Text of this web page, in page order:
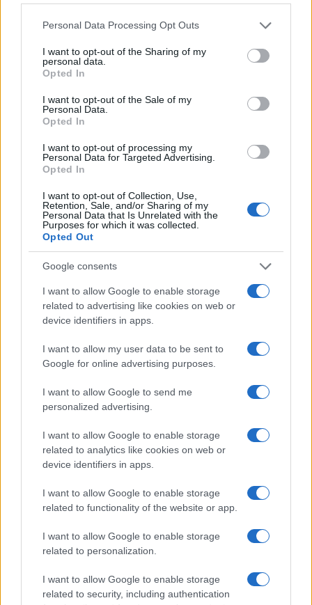
Personal Data Processing Opt Outs
I want to opt-out of the Sharing of my
personal data.
Opted In
I want to opt-out of the Sale of my
Personal Data.
Opted In
I want to opt-out of processing my
Personal Data for Targeted Advertising.
Opted In
I want to opt-out of Collection, Use,
Retention, Sale, and/or Sharing of my
Personal Data that Is Unrelated with the
Purposes for which it was collected.
Opted Out
Google consents
I want to allow Google to enable storage
related to advertising like cookies on web or
device identifiers in apps.
I want to allow my user data to be sent to
Google for online advertising purposes.
I want to allow Google to send me
personalized advertising.
I want to allow Google to enable storage
related to analytics like cookies on web or
device identifiers in apps.
I want to allow Google to enable storage
related to functionality of the website or app.
I want to allow Google to enable storage
related to personalization.
I want to allow Google to enable storage
related to security, including authentication
regole (per citarne una sola, quella deldoppio
) che nei secoli hanno dimostrato la loro
efficacia.
sufficientemente sciagurato terzo millennio, ogni
cosa che sia veicolata da internet assume
apoditticamente criteri di credibilità ed
autoritàche magari non possiede o non merita.
preferisco lasciare al lettore, e su questo,
tagliando corto, non ci piove.
Troppe scemenze legate ad internet vengono
trattate come seriesoltanto perché diffuse
capillarmentecome mai prima d’oggi fosse
necessariamente a credibilità, sia ben chiaro.
La lezione dei vaccini anti- Covid
Secondo. A favore di una richiesta di rallentare la
folle corsa verso l’assoluta IA milita una
considerazione che ci proviene da una lezione che
sembra proprio non abbiamo imparato, seppure
pochissimo tempo fa e sulla nostra pelle.
Quale che sia la posizione individuale di ciascuno
che il nocciolo dellavexata quaestiostia proprio